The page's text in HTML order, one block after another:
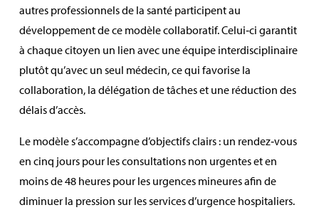
autres professionnels de la santé participent au
développement de ce modèle collaboratif. Celui‑ci garantit
à chaque citoyen un lien avec une équipe interdisciplinaire
plutôt qu’avec un seul médecin, ce qui favorise la
collaboration, la délégation de tâches et une réduction des
délais d’accès.
Le modèle s’accompagne d’objectifs clairs : un rendez‑vous
en cinq jours pour les consultations non urgentes et en
moins de 48 heures pour les urgences mineures afin de
diminuer la pression sur les services d’urgence hospitaliers.